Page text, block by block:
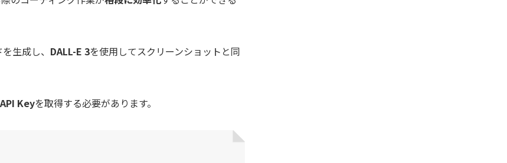
生成し、 DALL-E 3を使用してスクリーンショットと同
Keyを取得する必要があります。